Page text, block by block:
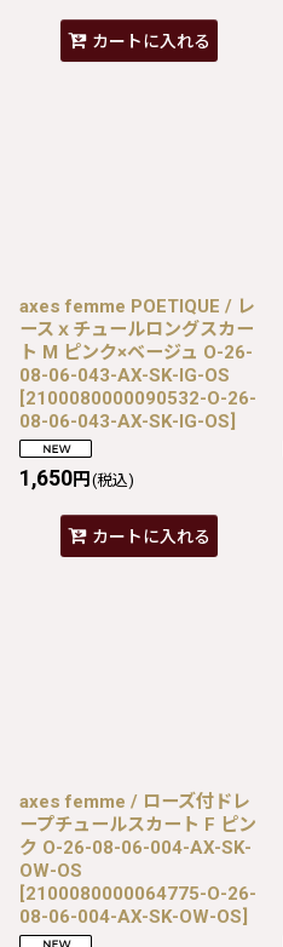
カートに入れる
axes femme POETIQUE / レ
ースｘチュールロングスカー
ト M ピンク×ベージュ O-26-
08-06-043-AX-SK-IG-OS
[2100080000090532-O-26-
08-06-043-AX-SK-IG-OS]
1,650円 (税込)
カートに入れる
axes femme / ローズ付ドレ
ープチュールスカート F ピン
ク O-26-08-06-004-AX-SK-
OW-OS
[2100080000064775-O-26-
08-06-004-AX-SK-OW-OS]